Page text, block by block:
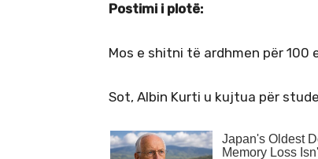
Postimi i plotë:
Mos e shitni të ardhmen për 100
Sot, Albin Kurti u kujtua për